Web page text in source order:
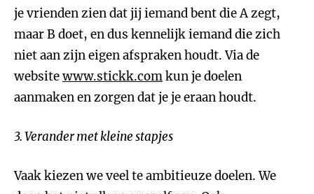
je vrienden zien dat jij iemand bent die A zegt,
maar B doet, en dus kennelijk iemand die zich
niet aan zijn eigen afspraken houdt. Via de
websitewww.stickk.comkun je doelen
aanmaken en zorgen dat je je eraan houdt.
3. Verander met kleine stapjes
Vaak kiezen we veel te ambitieuze doelen. We